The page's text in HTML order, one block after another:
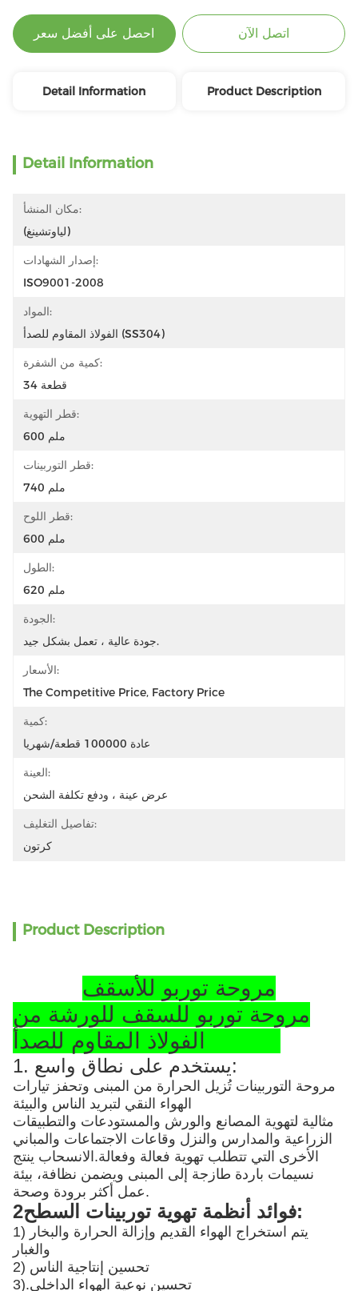
احصل على أفضل سعر اتصل الآن
Detail Information Product Description
Detail Information
مكان المنشأ:
(لياوتشينغ)
إصدار الشهادات:
ISO9001-2008
المواد:
الفولاذ المقاوم للصدأ (SS304)
كمية من الشفرة:
34 قطعة
قطر التهوية:
600 ملم
قطر التوربينات:
740 ملم
قطر اللوح:
600 ملم
الطول:
620 ملم
الجودة:
جودة عالية ، تعمل بشكل جيد.
الأسعار:
The Competitive Price, Factory Price
كمية:
عادة 100000 قطعة/شهريا
العينة:
عرض عينة ، ودفع تكلفة الشحن
تفاصيل التغليف:
كرتون
Product Description
مروحة توربو للأسقف
مروحة توربو للسقف للورشة من
1. يستخدم على نطاق واسع:
مروحة التوربينات تُزيل الحرارة من المبنى وتحفز تيارات
الهواء النقي لتبريد الناس والبيئة
مثالية لتهوية المصانع والورش والمستودعات والتطبيقات
الزراعية والمدارس والنزل وقاعات الاجتماعات والمباني
الأخرى التي تتطلب تهوية فعالة وفعالة.الانسحاب ينتج
نسيمات باردة طازجة إلى المبنى ويضمن نظافة، بيئة
عمل أكثر برودة وصحة.
2فوائد أنظمة تهوية توربينات السطح:
1) يتم استخراج الهواء القديم وإزالة الحرارة والبخار
والغبار
2) تحسين إنتاجية الناس
3).تحسين نوعية الهواء الداخلي